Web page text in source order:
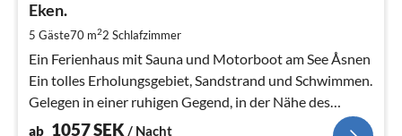
Eken.
5 Gäste70 m22 Schlafzimmer
Ein Ferienhaus mit Sauna und Motorboot am See Åsnen
Ein tolles Erholungsgebiet, Sandstrand und Schwimmen.
Gelegen in einer ruhigen Gegend, in der Nähe des
Åsnen-Nationalparks
ab 1057SEK / Nacht